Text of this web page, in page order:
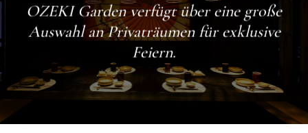
OZEKI Gardenverfügt über eine große
Auswahl an Privaträumen für exklusive
Feiern.